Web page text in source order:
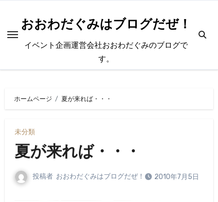
おおわだぐみはブログだぜ！
イベント企画運営会社おおわだぐみのブログで
す。
ホームページ 夏が来れば・・・
未分類
夏が来れば・・・
投稿者 おおわだぐみはブログだぜ！ 2010年7月5日